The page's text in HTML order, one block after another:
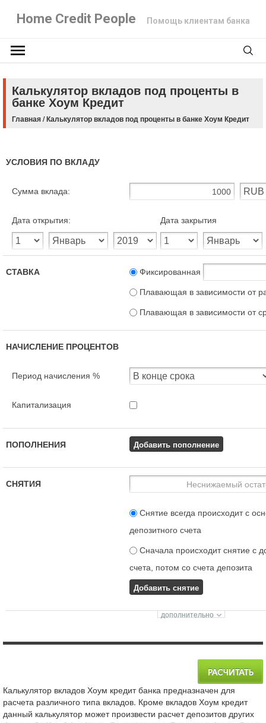
Home Credit People Помощь клиентам банка
Калькулятор вкладов под проценты в
банке Хоум Кредит
Главная/Калькулятор вкладов под проценты в банке Хоум Кредит
УСЛОВИЯ ПО ВКЛАДУ
Сумма вклада:
Дата открытия: Дата закрытия
СТАВКА Фиксированная
Плавающая в зависимости от
Плавающая в зависимости от
НАЧИСЛЕНИЕ ПРОЦЕНТОВ
Период начисления %
Капитализация
ПОПОЛНЕНИЯ Добавить пополнение
СНЯТИЯ
Снятие всегда происходит с
депозитного счета
Сначала происходит снятие с
счета, потом со счета депозита
Добавить снятие
Калькулятор вкладов Хоум кредит банка предназначен для
расчета различного типа вкладов. Кроме вкладов Хоум кредит
данный калькулятор может произвести расчет депозитов других